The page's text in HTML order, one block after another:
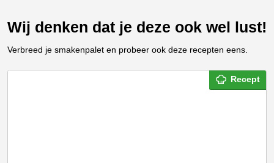
Wij denken dat je deze ook wel lust!
Verbreed je smakenpalet en probeer ook deze recepten eens.
Recept